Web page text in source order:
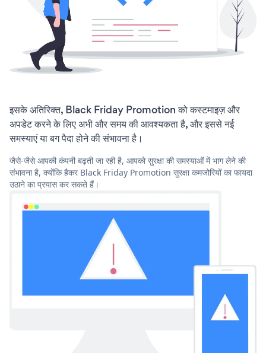
इसके अतिरिक्त, Black Friday Promotion को कस्टमाइज़ और
अपडेट करने के लिए अभी और समय की आवश्यकता है, और इससे नई
समस्याएं या बग पैदा होने की संभावना है।
जैसे-जैसे आपकी कंपनी बढ़ती जा रही है, आपको सुरक्षा की समस्याओं में भाग लेने की
संभावना है, क्योंकि हैकर Black Friday Promotion सुरक्षा कमजोरियों का फायदा
उठाने का प्रयास कर सकते हैं।